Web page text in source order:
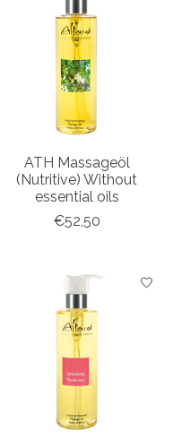
ATH Massageöl
(Nutritive) Without
essential oils
€52,50